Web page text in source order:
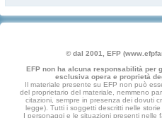
© dal 2001, EFP
EFP non ha alcuna responsabilità
esclusiva opera e proprietà
Il materiale presente su EFP non può
del proprietario del materiale, nemmeno
citazioni, sempre in presenza dei dovuti
legge). Tutti i soggetti descritti nelle
I personaggi e le situazioni presenti nelle